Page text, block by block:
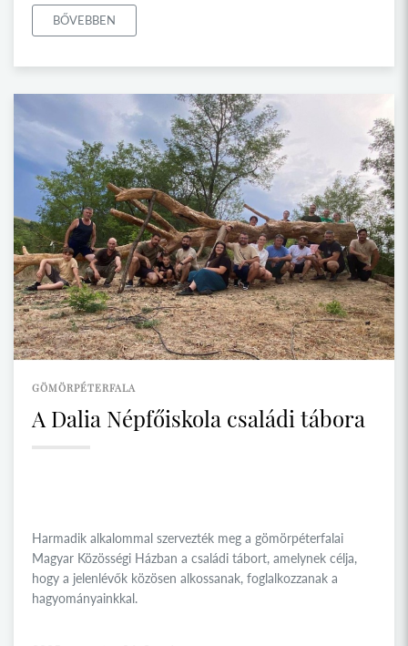
BŐVEBBEN
GÖMÖRPÉTERFALA
A Dalia Népfőiskola családi tábora
Harmadik alkalommal szervezték meg a gömörpéterfalai
Magyar Közösségi Házban a családi tábort, amelynek célja,
hogy a jelenlévők közösen alkossanak, foglalkozzanak a
hagyományainkkal.